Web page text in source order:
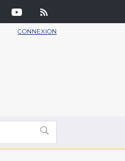
CONNEXION